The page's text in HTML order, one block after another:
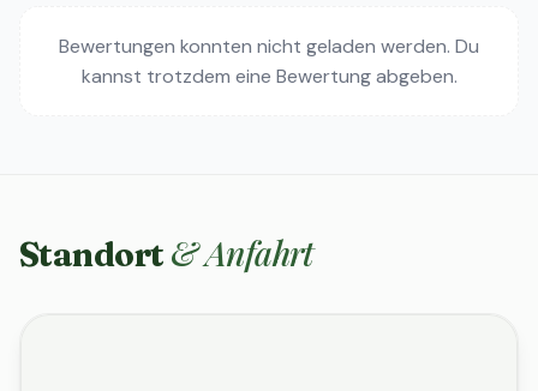
Bewertungen konnten nicht geladen werden. Du
kannst trotzdem eine Bewertung abgeben.
Standort & Anfahrt